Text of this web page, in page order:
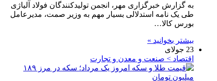
به گزارش خبرگزاری مهر، انجمن تولیدکنندگان فولاد آلیاژی
طی یک نامه استدلالی بسیار مهم به وزیر صمت، مدیرعامل
بورس کالا…
بیشتر بخوانید »
23 جولای
اقتصاد > صنعت و معدن و تجارت